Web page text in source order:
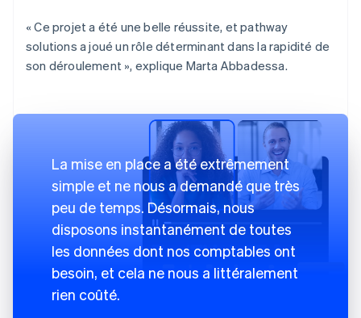
« Ce projet a été une belle réussite, et pathway
solutions a joué un rôle déterminant dans la rapidité de
son déroulement », explique Marta Abbadessa.
La mise en place a été extrêmement
simple et ne nous a demandé que très
peu de temps. Désormais, nous
disposons instantanément de toutes
les données dont nos comptables ont
besoin, et cela ne nous a littéralement
rien coûté.